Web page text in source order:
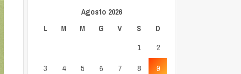
Agosto 2026
L
M M G V S D
1
2
3
4 5 6 7 8
9